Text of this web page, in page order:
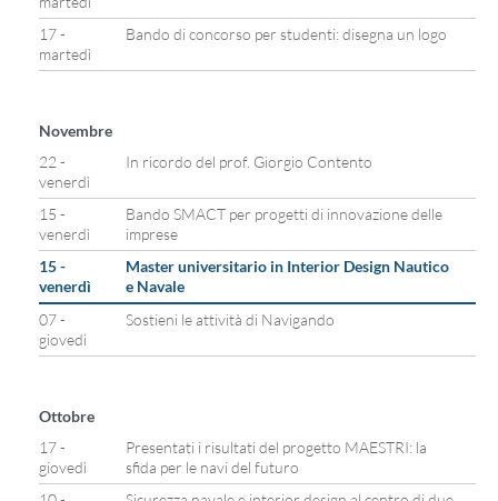
17 -
martedì
Bando di concorso per studenti: disegna un logo
Novembre
22 -
venerdì
In ricordo del prof. Giorgio Contento
15 -
venerdì
Bando SMACT per progetti di innovazione delle
imprese
15 -
venerdì
Master universitario in Interior Design Nautico
e Navale
07 -
giovedì
Sostieni le attività di Navigando
Ottobre
17 -
giovedì
Presentati i risultati del progetto MAESTRI: la
sfida per le navi del futuro